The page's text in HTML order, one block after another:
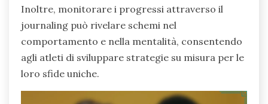
Inoltre, monitorare i progressi attraverso il
journaling può rivelare schemi nel
comportamento e nella mentalità, consentendo
agli atleti di sviluppare strategie su misura per le
loro sfide uniche.